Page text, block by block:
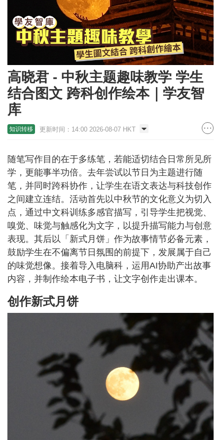
高晓君 - 中秋主题趣味教学 学生
结合图文 跨科创作绘本｜学友智
库
知识转移 更新时间：14:00 2026-08-07 HKT
随笔写作目的在于多练笔，若能适切结合日常所见所
学，更能事半功倍。去年尝试以节日为主题进行随
笔，并同时跨科协作，让学生在语文表达与科技创作
之间建立连结。活动首先以中秋节的文化意义为切入
点，通过中文科训练多感官描写，引导学生把视觉、
嗅觉、味觉与触感化为文字，以提升描写能力与创意
表现。其后以「新式月饼」作为故事情节必备元素，
鼓励学生在不偏离节日氛围的前提下，发展属于自己
的味觉想像。接着导入电脑科，运用AI协助产出故事
内容，并制作绘本电子书，让文字创作走出课本。
创作新式月饼